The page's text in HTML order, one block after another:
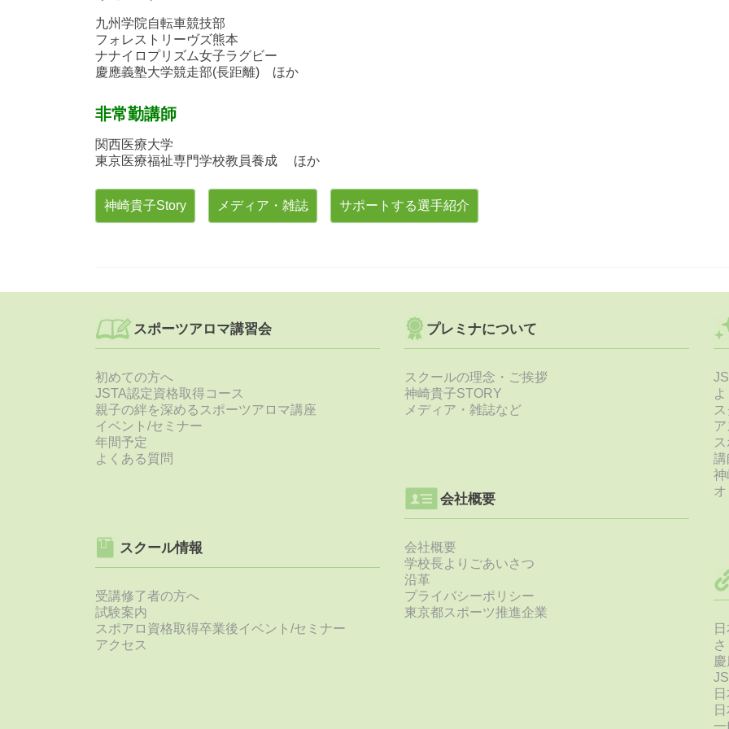
九州学院自転車競技部
フォレストリーヴズ熊本
ナナイロプリズム女子ラグビー
慶應義塾大学競走部(長距離) ほか
非常勤講師
関西医療大学
東京医療福祉専門学校教員養成 ほか
神崎貴子Story メディア・雑誌 サポートする選手紹介
スポーツアロマ講習会
初めての方へ
JSTA認定資格取得コース
親子の絆を深めるスポーツアロマ講座
イベント/セミナー
年間予定
よくある質問
スクール情報
受講修了者の方へ
試験案内
スポアロ資格取得卒業後イベント/セミナー
アクセス
プレミナについて
スクールの理念・ご挨拶
神崎貴子STORY
メディア・雑誌など
会社概要
会社概要
学校長よりごあいさつ
沿革
プライバシーポリシー
東京都スポーツ推進企業
講
神